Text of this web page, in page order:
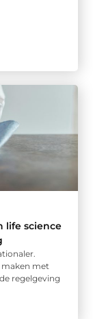
life science
maken met
regelgeving